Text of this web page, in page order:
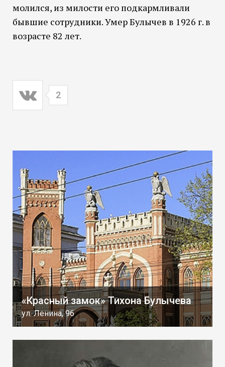
молился, из милости его подкармливали
бывшие сотрудники. Умер Булычев в 1926 г. в
возрасте 82 лет.
2
«Красный замок» Тихона Булычева
ул. Ленина, 96